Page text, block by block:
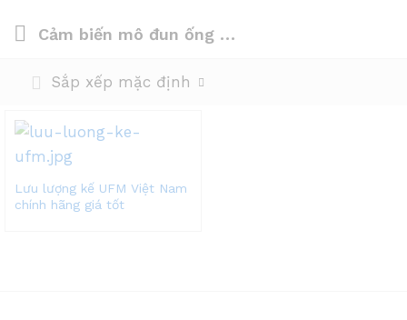
Cảm biến mô đun ống UFM
Sắp xếp mặc định
Lưu lượng kế UFM Việt Nam
chính hãng giá tốt